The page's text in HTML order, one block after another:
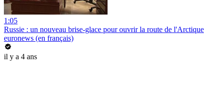
1:05
Russie : un nouveau brise-glace pour ouvrir la route de l'Arctique
euronews (en français)
il y a 4 ans